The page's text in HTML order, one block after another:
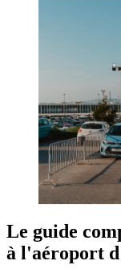
Le guide
à l'aéroport